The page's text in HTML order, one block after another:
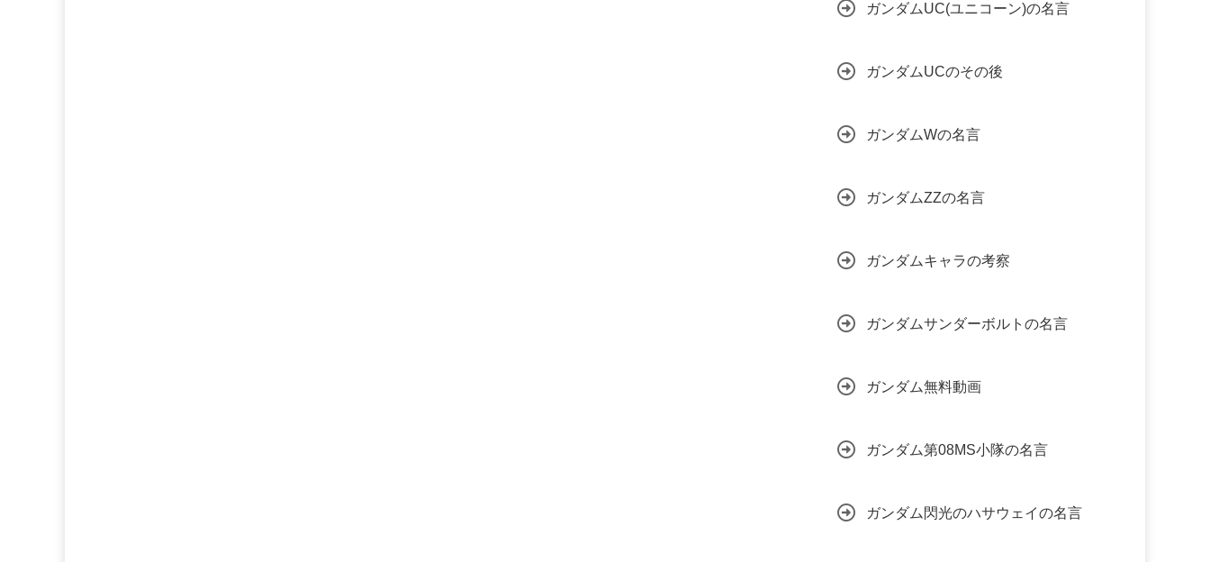
ガンダムUC(ユニコーン)の名言
ガンダムUCのその後
ガンダムWの名言
ガンダムZZの名言
ガンダムキャラの考察
ガンダムサンダーボルトの名言
ガンダム無料動画
ガンダム第08MS小隊の名言
ガンダム閃光のハサウェイの名言